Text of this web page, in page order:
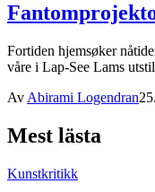
Fortiden hjemsøker
våre i Lap-See Lams
Av Abirami Logendran
Mest lästa
Kunstkritikk